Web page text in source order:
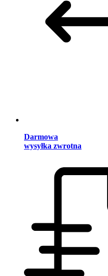
Darmowa
wysyłka zwrotna